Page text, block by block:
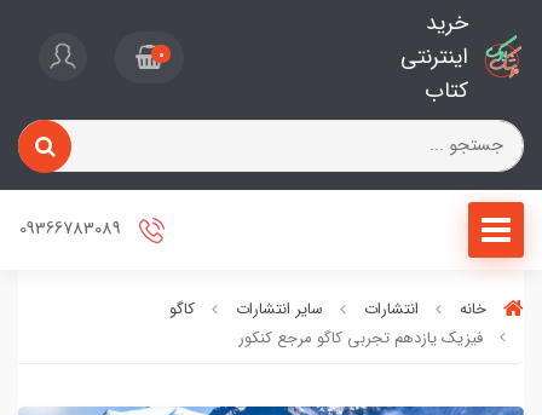
خرید
اینترنتی
کتاب
0
خانه انتشارات سایر انتشارات
کاگو
فیزیک یازدهم تجربی کاگو مرجع کنکور